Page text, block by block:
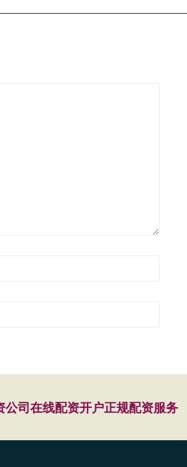
公司在线配资开户正规配资服务